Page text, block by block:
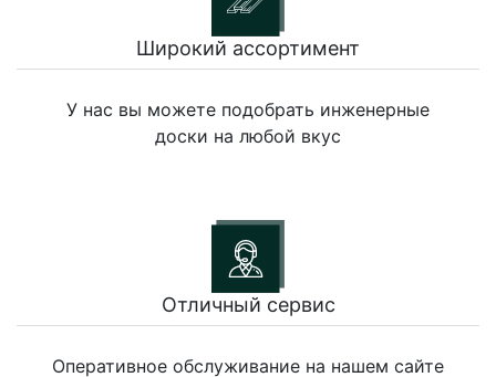
Широкий ассортимент
У нас вы можете подобрать инженерные
доски на любой вкус
Отличный сервис
Оперативное обслуживание на нашем сайте